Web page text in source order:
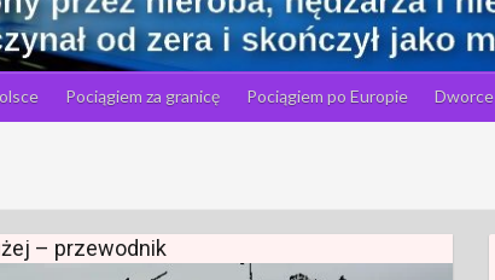
Pociągiem za granicę Pociągiem po Europie Dworce
– przewodnik